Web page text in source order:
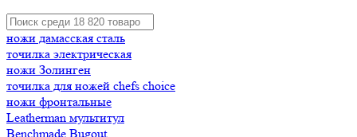
ножи дамасская сталь
точилка электрическая
ножи Золинген
точилка для ножей chefs choice
ножи фронтальные
Leatherman мультитул
Benchmade Bugout